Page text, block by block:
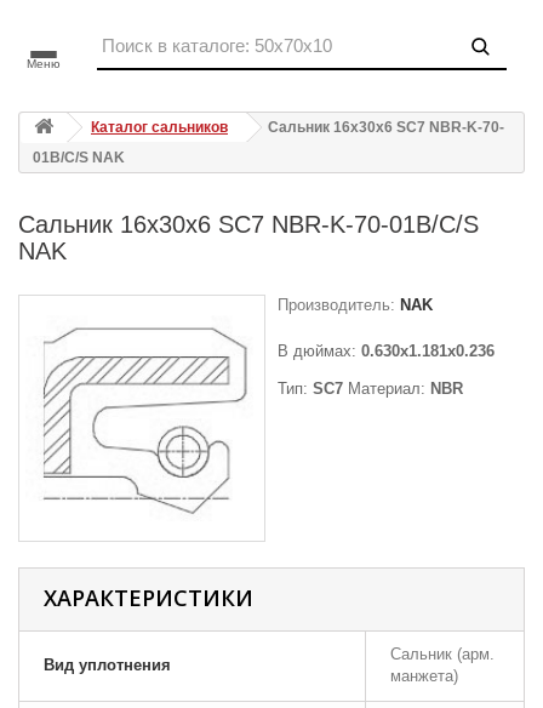
Меню
Каталог сальников
Сальник 16x30x6 SC7 NBR-K-70-
01B/C/S NAK
Сальник 16x30x6 SC7 NBR-K-70-01B/C/S
NAK
Производитель: NAK
В дюймах: 0.630x1.181x0.236
Тип: SC7 Материал: NBR
ХАРАКТЕРИСТИКИ
Вид уплотнения
Сальник (арм.
манжета)